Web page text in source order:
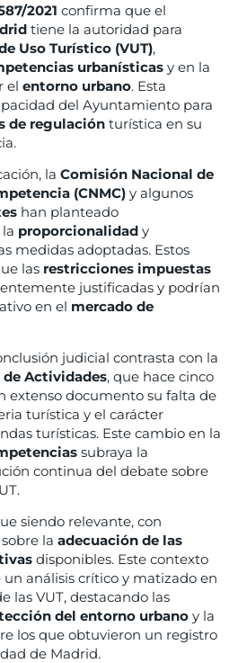
2021 confirma que el
tiene la autoridad para
Uso Turístico (VUT),
urbanísticasy en la
el entorno urbano. Esta
del Ayuntamiento para
de regulaciónturística en su
la Comisión Nacional de
(CNMC)y algunos
han planteado
proporcionalidady
medidas adoptadas. Estos
las restricciones impuestas
justificadas y podrían
en el mercado de
judicial contrasta con la
Actividades, que hace cinco
extenso documento su falta de
turística y el carácter
turísticas. Este cambio en la
subraya la
continua del debate sobre
siendo relevante, con
la adecuación de las
disponibles. Este contexto
un análisis crítico y matizado en
las VUT, destacando las
del entorno urbanoy la
los que obtuvieron un registro
de Madrid.